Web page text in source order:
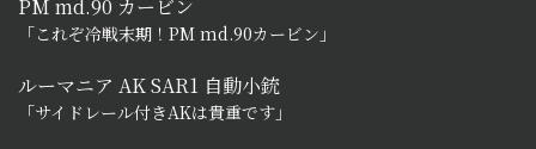
PM md.90 カービン
「これぞ冷戦末期！PM md.90カービン」
ルーマニア AK SAR1 自動小銃
「サイドレール付きAKは貴重です」